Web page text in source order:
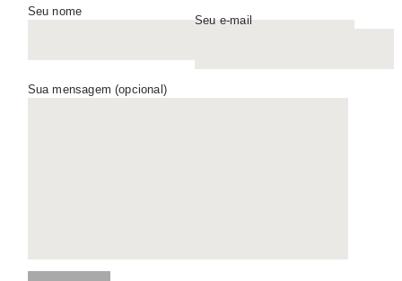
Seu nome
Seu e-mail
Sua mensagem (opcional)